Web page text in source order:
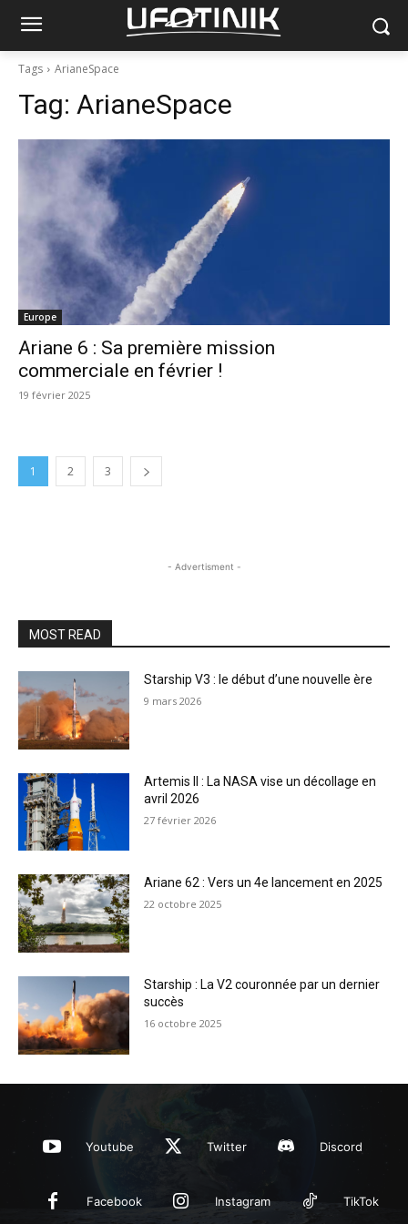
Tags ArianeSpace
Tag: ArianeSpace
Europe
Ariane 6 : Sa première mission
commerciale en février !
19 février 2025
1 2 3
- Advertisment -
MOST READ
Starship V3 : le début d’une nouvelle ère
9 mars 2026
Artemis II : La NASA vise un décollage en
avril 2026
27 février 2026
Ariane 62 : Vers un 4e lancement en 2025
22 octobre 2025
Starship : La V2 couronnée par un dernier
succès
16 octobre 2025
Youtube Twitter Discord
Facebook Instagram TikTok